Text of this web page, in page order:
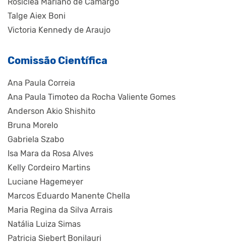
Rosiclea Mariano de Camargo
Talge Aiex Boni
Victoria Kennedy de Araujo
Comissão Científica
Ana Paula Correia
Ana Paula Timoteo da Rocha Valiente Gomes
Anderson Akio Shishito
Bruna Morelo
Gabriela Szabo
Isa Mara da Rosa Alves
Kelly Cordeiro Martins
Luciane Hagemeyer
Marcos Eduardo Manente Chella
Maria Regina da Silva Arrais
Natália Luiza Simas
Patricia Siebert Bonilauri